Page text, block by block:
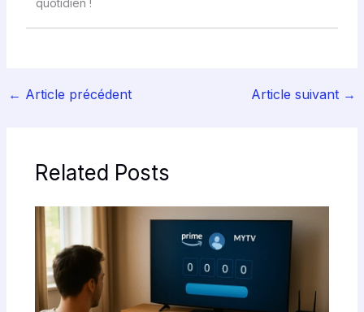
← Article précédent Article suivant →
Related Posts